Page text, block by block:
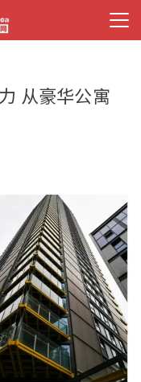
从豪华公寓